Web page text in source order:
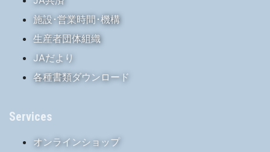
施設･営業時間･機構
生産者団体組織
JAだより
各種書類ダウンロード
Services
オンラインショップ